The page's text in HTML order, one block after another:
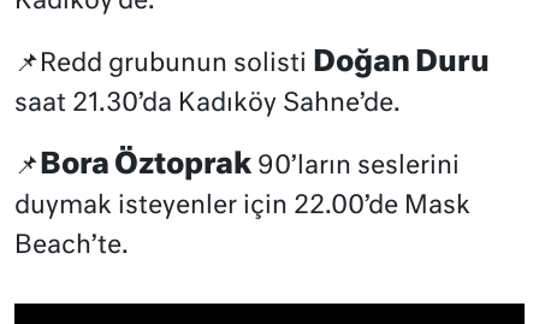
📌Redd grubunun solisti Doğan Duru
saat 21.30’da Kadıköy Sahne’de.
📌 Bora Öztoprak 90’ların seslerini
duymak isteyenler için 22.00’de Mask
Beach’te.